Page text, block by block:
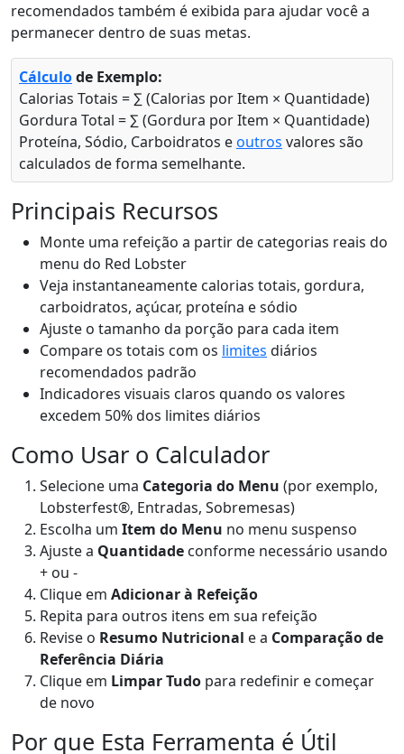
recomendados também é exibida para ajudar você a
permanecer dentro de suas metas.
Cálculode Exemplo:
Calorias Totais = ∑ (Calorias por Item × Quantidade)
Gordura Total = ∑ (Gordura por Item × Quantidade)
Proteína, Sódio, Carboidratos eoutros valores são
calculados de forma semelhante.
Principais Recursos
Monte uma refeição a partir de categorias reais do
menu do Red Lobster
Veja instantaneamente calorias totais, gordura,
carboidratos, açúcar, proteína e sódio
Ajuste o tamanho da porção para cada item
Compare os totais com os limites diários
recomendados padrão
Indicadores visuais claros quando os valores
excedem 50% dos limites diários
Como Usar o Calculador
Selecione uma Categoria do Menu (por exemplo,
Lobsterfest®, Entradas, Sobremesas)
Escolha um Item do Menu no menu suspenso
Ajuste a Quantidade conforme necessário usando
+ ou -
Clique em Adicionar à Refeição
Repita para outros itens em sua refeição
Revise o Resumo Nutricional e a Comparação de
Referência Diária
Clique em Limpar Tudo para redefinir e começar
de novo
Por que Esta Ferramenta é Útil